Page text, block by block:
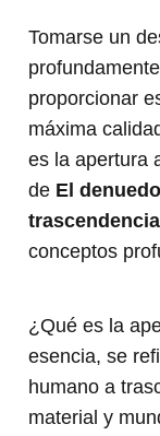
Tomarse un
proporcionar
máxima
es la apertura
de El
conceptos
¿Qué es la
esencia, se
humano a
material y